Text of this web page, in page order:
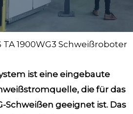
TA 1900WG3 Schweißroboter
ist eine eingebaute
die für das
Schweißen geeignet ist. Das